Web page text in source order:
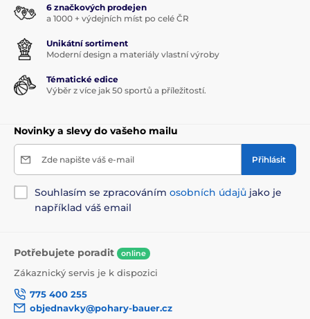
6 značkových prodejen
a 1000 + výdejních míst po celé ČR
Unikátní sortiment
Moderní design a materiály vlastní výroby
Tématické edice
Výběr z více jak 50 sportů a příležitostí.
Novinky a slevy do vašeho mailu
Zde napište váš e-mail Přihlásit
Souhlasím se zpracováním osobních údajů jako je
například váš email
Potřebujete poradit online
Zákaznický servis je k dispozici
775 400 255
objednavky@pohary-bauer.cz